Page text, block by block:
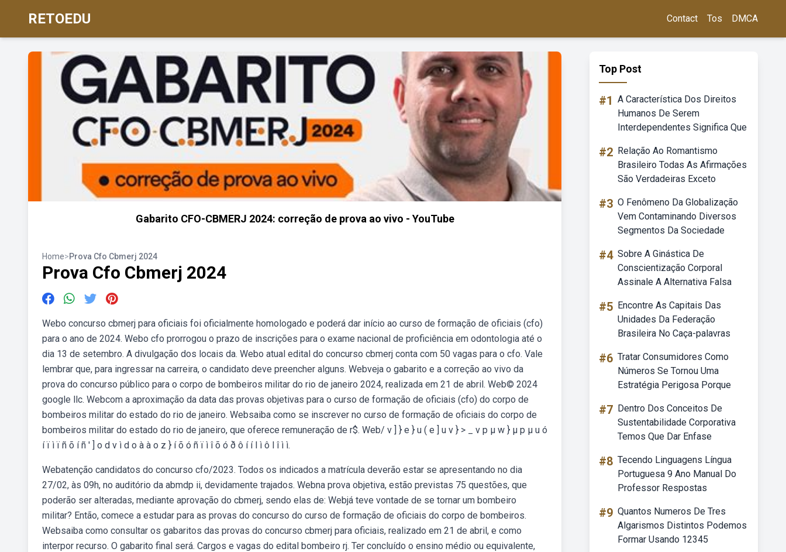
RETOEDU Contact Tos DMCA
Gabarito CFO-CBMERJ 2024: correção de prova ao vivo - YouTube
Home>Prova Cfo Cbmerj 2024
Prova Cfo Cbmerj 2024
Webo concurso cbmerj para oficiais foi oficialmente homologado e poderá dar início ao curso de formação de oficiais (cfo)
para o ano de 2024. Webo cfo prorrogou o prazo de inscrições para o exame nacional de proficiência em odontologia até o
dia 13 de setembro. A divulgação dos locais da. Webo atual edital do concurso cbmerj conta com 50 vagas para o cfo. Vale
lembrar que, para ingressar na carreira, o candidato deve preencher alguns. Webveja o gabarito e a correção ao vivo da
prova do concurso público para o corpo de bombeiros militar do rio de janeiro 2024, realizada em 21 de abril. Web© 2024
google llc. Webcom a aproximação da data das provas objetivas para o curso de formação de oficiais (cfo) do corpo de
bombeiros militar do estado do rio de janeiro. Websaiba como se inscrever no curso de formação de oficiais do corpo de
bombeiros militar do estado do rio de janeiro, que oferece remuneração de r$. Web/ v ] } e } u ( e ] u v } > _ v p µ w } µ p µ u ó
í ï ì ï ñ õ í ñ ' ] o d v ì d o à à o z } í õ ó ñ ï ì î õ ó ð ô í í l ì ô l î ì ì.
Webatenção candidatos do concurso cfo/2023. Todos os indicados a matrícula deverão estar se apresentando no dia
27/02, às 09h, no auditório da abmdp ii, devidamente trajados. Webna prova objetiva, estão previstas 75 questões, que
poderão ser alteradas, mediante aprovação do cbmerj, sendo elas de: Webjá teve vontade de se tornar um bombeiro
militar? Então, comece a estudar para as provas do concurso do curso de formação de oficiais do corpo de bombeiros.
Websaiba como consultar os gabaritos das provas do concurso cbmerj para oficiais, realizado em 21 de abril, e como
interpor recurso. O gabarito final será. Cargos e vagas do edital bombeiro rj. Ter concluído o ensino médio ou equivalente,
Top Post
#1 A Característica Dos Direitos
Humanos De Serem
Interdependentes Significa Que
#2 Relação Ao Romantismo
Brasileiro Todas As Afirmações
São Verdadeiras Exceto
#3 O Fenômeno Da Globalização
Vem Contaminando Diversos
Segmentos Da Sociedade
#4 Sobre A Ginástica De
Conscientização Corporal
Assinale A Alternativa Falsa
#5 Encontre As Capitais Das
Unidades Da Federação
Brasileira No Caça-palavras
#6 Tratar Consumidores Como
Números Se Tornou Uma
Estratégia Perigosa Porque
#7 Dentro Dos Conceitos De
Sustentabilidade Corporativa
Temos Que Dar Enfase
#8 Tecendo Linguagens Língua
Portuguesa 9 Ano Manual Do
Professor Respostas
#9 Quantos Numeros De Tres
Algarismos Distintos Podemos
Formar Usando 12345